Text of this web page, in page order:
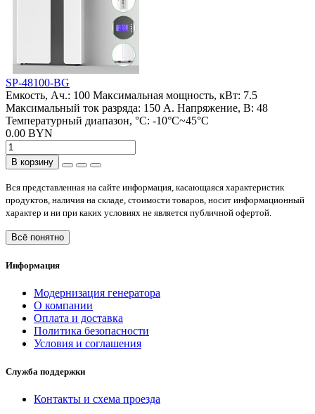
SP-48100-BG
Емкость, Ач.: 100 Максимальная мощность, кВт: 7.5
Максимальный ток разряда: 150 А. Напряжение, В: 48
Температурный диапазон, °C: -10°C~45°C
0.00 BYN
В корзину
Вся представленная на сайте информация, касающаяся характеристик
продуктов, наличия на складе, стоимости товаров, носит информационный
характер и ни при каких условиях не является публичной офертой.
Всё понятно
Информация
Модернизация генератора
О компании
Оплата и доставка
Политика безопасности
Условия и соглашения
Служба поддержки
Контакты и схема проезда